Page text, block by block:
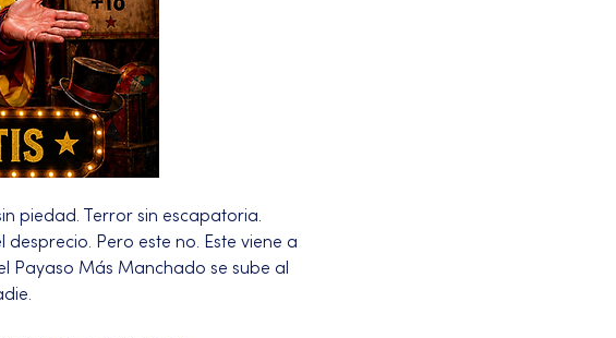
piedad. Terror sin escapatoria.
Pero este no. Este viene a
Payaso Más Manchado se sube al